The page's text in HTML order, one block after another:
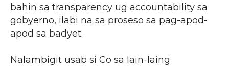
bahin sa transparency ug accountability sa
gobyerno, ilabi na sa proseso sa pag-apod-
apod sa badyet.
Nalambigit usab si Co sa lain-laing